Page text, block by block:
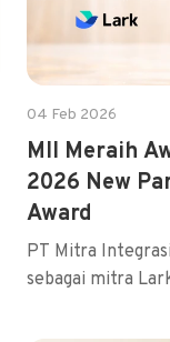
04 Feb 2026
MII Meraih
2026 New
Award
PT Mitra
sebagai mitra